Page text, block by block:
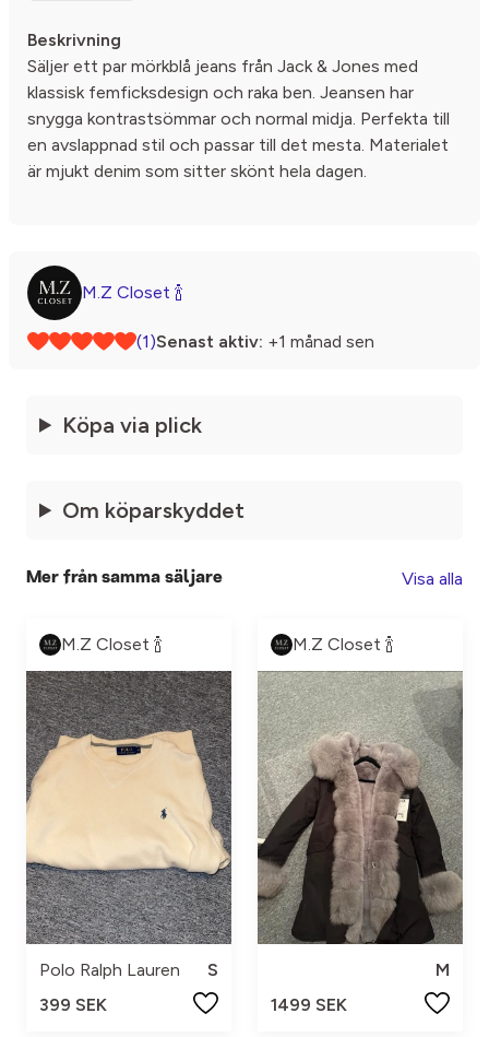
Beskrivning
Säljer ett par mörkblå jeans från Jack & Jones med
klassisk femficksdesign och raka ben. Jeansen har
snygga kontrastsömmar och normal midja. Perfekta till
en avslappnad stil och passar till det mesta. Materialet
är mjukt denim som sitter skönt hela dagen.
M.Z Closet 🍾
(1)Senast aktiv: +1 månad sen
Köpa via plick
Om köparskyddet
Mer från samma säljare Visa alla
M.Z Closet 🍾
Polo Ralph Lauren
S
399 SEK
M.Z Closet 🍾
M
1499 SEK